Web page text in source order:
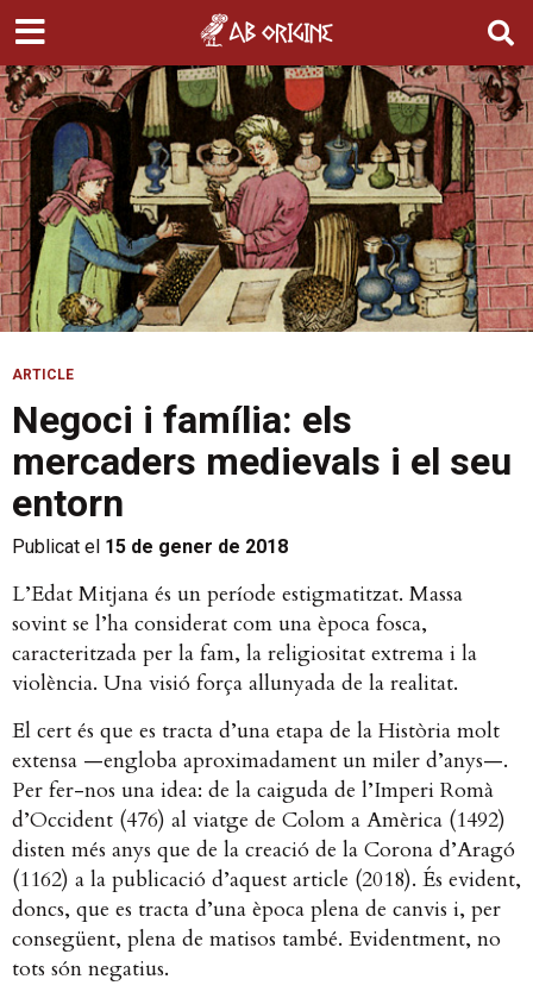
ARTICLE
Negoci i família: els
mercaders medievals i el seu
entorn
Publicat el 15 de gener de 2018
L’Edat Mitjana és un període estigmatitzat. Massa
sovint se l’ha considerat com una època fosca,
caracteritzada per la fam, la religiositat extrema i la
violència. Una visió força allunyada de la realitat.
El cert és que es tracta d’una etapa de la Història molt
extensa —engloba aproximadament un miler d’anys—.
Per fer-nos una idea: de la caiguda de l’Imperi Romà
d’Occident (476) al viatge de Colom a Amèrica (1492)
disten més anys que de la creació de la Corona d’Aragó
(1162) a la publicació d’aquest article (2018). És evident,
doncs, que es tracta d’una època plena de canvis i, per
consegüent, plena de matisos també. Evidentment, no
tots són negatius.